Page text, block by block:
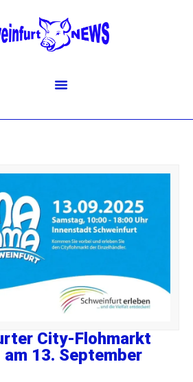
City-Flohmarkt
am 13. September